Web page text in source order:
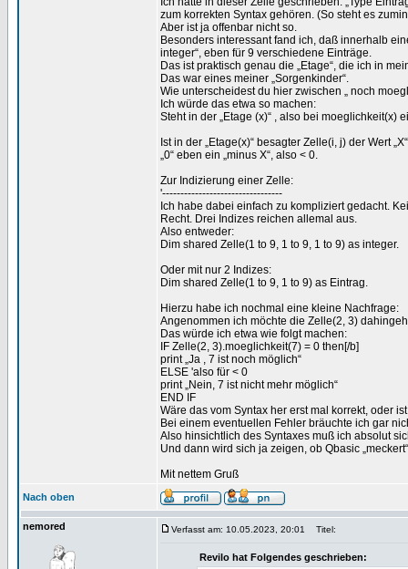
zum korrekten Syntax gehören. (So steht es
Aber ist ja offenbar nicht so.
Besonders interessant fand ich, daß innerhalb
integer“, eben für 9 verschiedene Einträge.
Das ist praktisch genau die „Etage“, die ich in
Das war eines meiner „Sorgenkinder“.
Wie unterscheidest du hier zwischen „ noch
Ich würde das etwa so machen:
Steht in der „Etage (x)“ , also bei moeglichkeit(x)
Ist in der „Etage(x)“ besagter Zelle(i, j) der Wert
„0“ eben ein „minus X“, also < 0.
Zur Indizierung einer Zelle:
'---------------------------------
Ich habe dabei einfach zu kompliziert gedacht.
Recht. Drei Indizes reichen allemal aus.
Also entweder:
Dim shared Zelle(1 to 9, 1 to 9, 1 to 9) as integer.
Oder mit nur 2 Indizes:
Dim shared Zelle(1 to 9, 1 to 9) as Eintrag.
Hierzu habe ich nochmal eine kleine Nachfrage:
Angenommen ich möchte die Zelle(2, 3)
Das würde ich etwa wie folgt machen:
IF Zelle(2, 3).moeglichkeit(7) = 0 then[/b]
print „Ja , 7 ist noch möglich“
ELSE 'also für < 0
print „Nein, 7 ist nicht mehr möglich“
END IF
Wäre das vom Syntax her erst mal korrekt, oder
Bei einem eventuellen Fehler bräuchte ich gar
Also hinsichtlich des Syntaxes muß ich absolut
Und dann wird sich ja zeigen, ob Qbasic
Mit nettem Gruß
Nach oben
nemored Verfasst am: 10.05.2023, 20:01 Titel:
Revilo hat Folgendes geschrieben: